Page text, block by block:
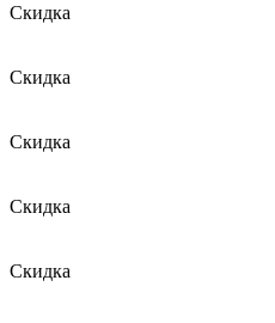
Скидка
Скидка
Скидка
Скидка
Скидка